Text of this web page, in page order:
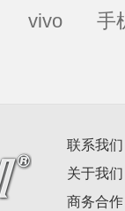
vivo 手
联系我们
关于我们
商务合作